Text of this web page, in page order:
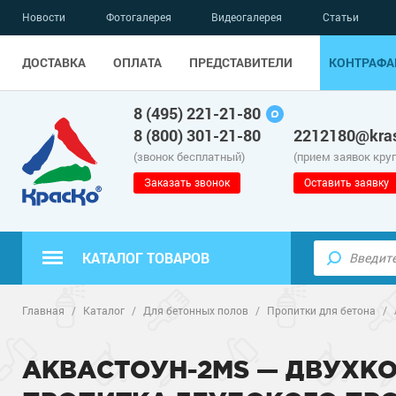
Новости Фотогалерея Видеогалерея Статьи
ДОСТАВКА ОПЛАТА ПРЕДСТАВИТЕЛИ
8 (495) 221-21-80
8 (800) 301-21-80
(звонок бесплатный)
Заказать звонок
(прием заявок
Оставить заявку
КАТАЛОГ ТОВАРОВ
Полимерные наливные полы
Водно-
Эпоксидные
Грунт-эмали
Главная / Каталог / Для бетонных полов / Пропитки для бетона /
АКВАСТОУН-2MS —